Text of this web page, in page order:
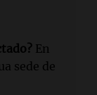
En
sede de